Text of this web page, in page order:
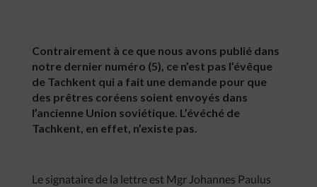
Contrairement à ce que nous avons publié dans
notre dernier numéro (5), ce n’est pas l’évêque
de Tachkent qui a fait une demande pour que
des prêtres coréens soient envoyés dans
l’ancienne Union soviétique. L’évéché de
Tachkent, en effet, n’existe pas.
Le signataire de la lettre est Mgr Johannes Paulus